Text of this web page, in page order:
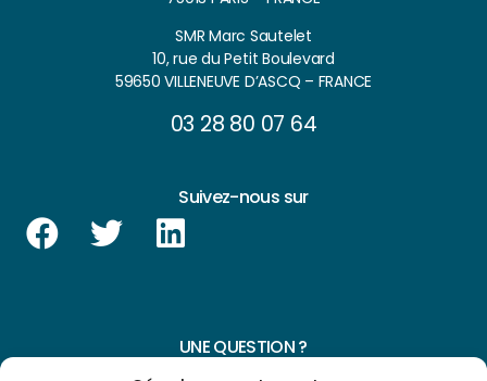
SMR Marc Sautelet
10, rue du Petit Boulevard
59650 VILLENEUVE D’ASCQ – FRANCE
03 28 80 07 64
Suivez-nous sur
UNE QUESTION ?